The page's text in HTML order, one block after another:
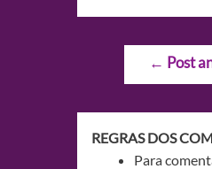
Navegação
← Post
REGRAS DOS
Para